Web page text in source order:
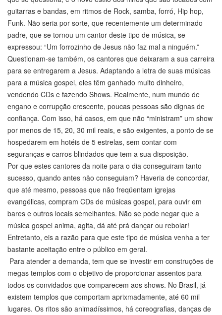
guitarras e bandas, em ritmos de Rock, samba, forró, Hip hop,
Funk. Não seria por sorte, que recentemente um determinado
padre, que se tornou um cantor deste tipo de música, se
expressou: “Um forrozinho de Jesus não faz mal a ninguém.”
Questionam-se também, os cantores que deixaram a sua carreira
para se entregarem a Jesus. Adaptando a letra de suas músicas
para a música gospel, eles têm ganhado muito dinheiro,
vendendo CDs e fazendo Shows. Realmente, num mundo de
engano e corrupção crescente, poucas pessoas são dignas de
confiança. Com isso, há casos, em que não “ministram” um show
por menos de 15, 20, 30 mil reais, e são exigentes, a ponto de se
hospedarem em hotéis de 5 estrelas, sem contar com
seguranças e carros blindados que tem a sua disposição.
Por que estes cantores da noite para o dia conseguiram tanto
sucesso, quando antes não conseguiam? Haveria de concordar,
que até mesmo, pessoas que não freqüentam igrejas
evangélicas, compram CDs de músicas gospel, para ouvir em
bares e outros locais semelhantes. Não se pode negar que a
música gospel anima, agita, dá até prá dançar ou rebolar!
Entretanto, eis a razão para que este tipo de música venha a ter
bastante aceitação entre o público em geral.
Para atender a demanda, tem que se investir em construções de
megas templos com o objetivo de proporcionar assentos para
todos os convidados que comparecem aos shows. No Brasil, já
existem templos que comportam aprixmadamente, até 60 mil
lugares. Os ritos são animadíssimos, há coreografias, danças de